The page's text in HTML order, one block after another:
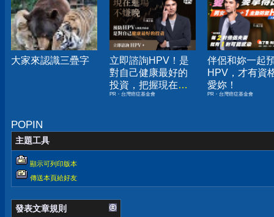
大家來認識三疊字
立即諮詢HPV！是
對自己健康最好的
投資，把握現在不
嫌晚！
PR・台灣癌症基金會
伴侶和妳一起
HPV，才有資
愛妳！
PR・台灣癌症基金會
POPIN
主題工具
顯示可列印版本
傳送本頁給好友
發表文章規則